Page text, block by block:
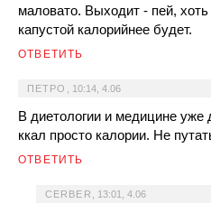
маловато. Выходит - пей,
капустой калорийнее будет.
ОТВЕТИТЬ
ПЕТРО 10:14, 4.06
В диетологии и медицине уже
ккал просто калории. Не
ОТВЕТИТЬ
CERBER 13:01, 4.06